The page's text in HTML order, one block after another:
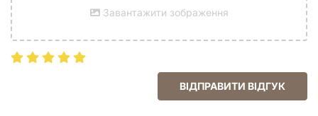
Завантажити зображення
ВІДПРАВИТИ ВІДГУК